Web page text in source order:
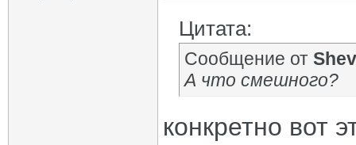
Цитата:
Сообщение от
А что смешного?
конкретно вот